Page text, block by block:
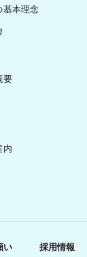
基本理念
要
内
い 採用情報